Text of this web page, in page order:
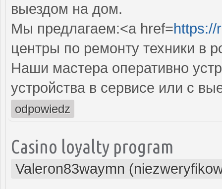
выездом на дом.
Мы предлагаем:<a href=https://
центры по ремонту техники в
Наши мастера оперативно
устройства в сервисе или с
odpowiedz
Casino loyalty program
Valeron83waymn